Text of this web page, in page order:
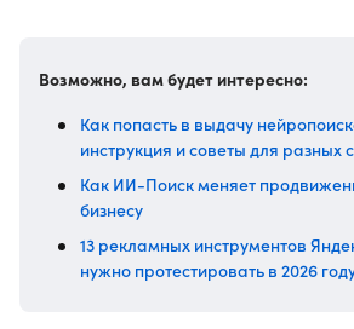
Возможно, вам будет интересно:
Как попасть в выдачу
инструкция и советы для разных
Как ИИ-Поиск меняет
бизнесу
13 рекламных инструментов
нужно протестировать в 2026